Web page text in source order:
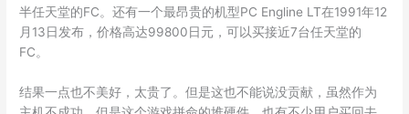
半任天堂的FC。还有一个最昂贵的机型PC Engline LT在1991年12
月13日发布，价格高达99800日元，可以买接近7台任天堂的
FC。
结果一点也不美好，太贵了。但是这也不能说没贡献，虽然作为